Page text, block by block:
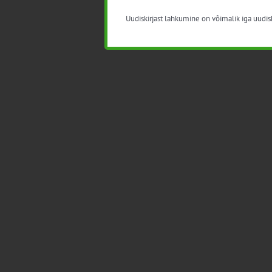
Uudiskirjast lahkumine on võimalik iga